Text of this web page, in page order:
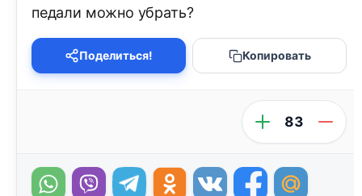
педали можно убрать?
Поделиться! Копировать
83